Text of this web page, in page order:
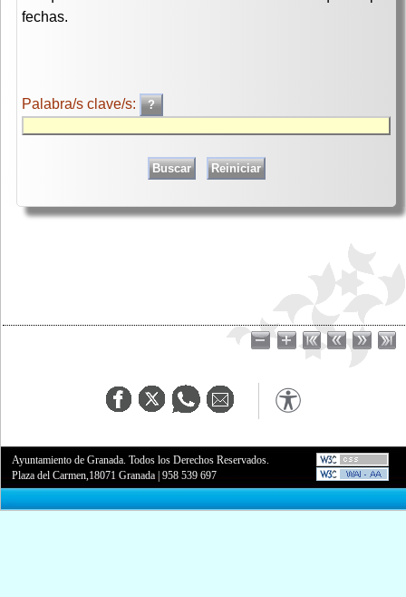
fechas.
Palabra/s clave/s:
Ayuntamiento de Granada. Todos los Derechos Reservados.
Plaza del Carmen,18071 Granada |958 539 697